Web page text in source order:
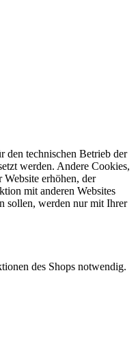
den technischen Betrieb der
werden. Andere Cookies,
erhöhen, der
mit anderen Websites
sollen, werden nur mit Ihrer
des Shops notwendig.